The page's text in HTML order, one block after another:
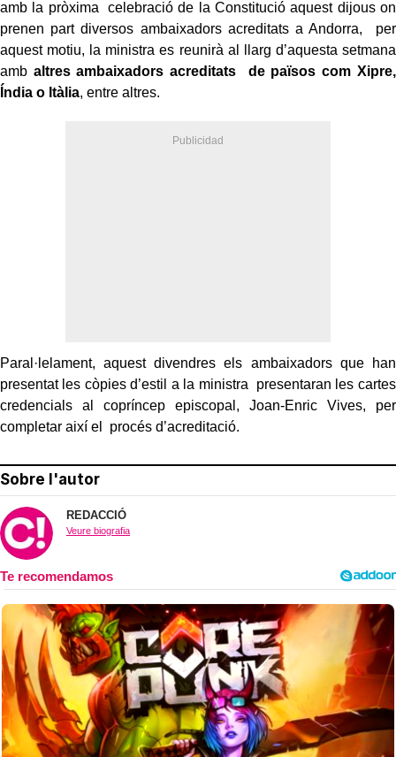
amb la pròxima celebració de la Constitució aquest dijous on
prenen part diversos ambaixadors acreditats a Andorra, per
aquest motiu, la ministra es reunirà al llarg d’aquesta setmana
amb altres ambaixadors acreditats de països com Xipre,
Índia o Itàlia, entre altres.
Paral·lelament, aquest divendres els ambaixadors que han
presentat les còpies d’estil a la ministra presentaran les cartes
credencials al copríncep episcopal, Joan-Enric Vives, per
completar així el procés d’acreditació.
Sobre l'autor
REDACCIÓ
Veure biografia